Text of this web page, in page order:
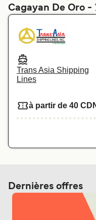
Ελλάδα
Deutschland
Indonesia
Cagayan De Oro -
Trans Asia Shipping
Lines
à partir de 40
Dernières offres